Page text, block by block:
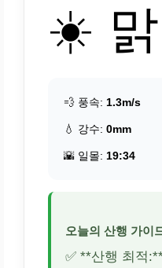
☀️
💨 풍속: 1.3m/s
💧 강수: 0mm
🌇 일몰: 19:34
오늘의 산행 가이
✅ **산행 최적